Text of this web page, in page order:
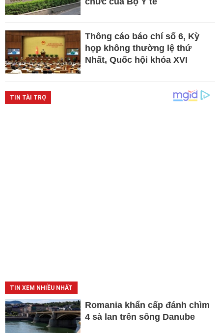
Thông cáo báo chí số 6, Kỳ
họp không thường lệ thứ
Nhất, Quốc hội khóa XVI
TIN XEM NHIỀU NHẤT
Romania khẩn cấp đánh chìm
4 sà lan trên sông Danube